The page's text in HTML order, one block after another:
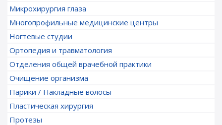
Микрохирургия глаза
Многопрофильные медицинские центры
Ногтевые студии
Ортопедия и травматология
Отделения общей врачебной практики
Очищение организма
Парики / Накладные волосы
Пластическая хирургия
Протезы